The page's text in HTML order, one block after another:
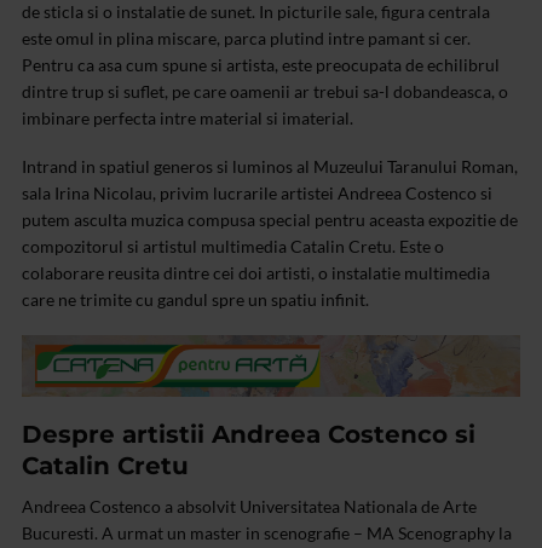
de sticla si o instalatie de sunet. In picturile sale, figura centrala
este omul in plina miscare, parca plutind intre pamant si cer.
Pentru ca asa cum spune si artista, este preocupata de echilibrul
dintre trup si suflet, pe care oamenii ar trebui sa-l dobandeasca, o
imbinare perfecta intre material si imaterial.
Intrand in spatiul generos si luminos al Muzeului Taranului Roman,
sala Irina Nicolau, privim lucrarile artistei Andreea Costenco si
putem asculta muzica compusa special pentru aceasta expozitie de
compozitorul si artistul multimedia Catalin Cretu. Este o
colaborare reusita dintre cei doi artisti, o instalatie multimedia
care ne trimite cu gandul spre un spatiu infinit.
Despre artistii Andreea Costenco si
Catalin Cretu
Andreea Costenco a absolvit Universitatea Nationala de Arte
Bucuresti. A urmat un master in scenografie – MA Scenography la